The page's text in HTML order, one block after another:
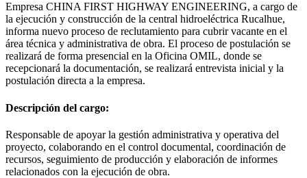
Empresa CHINA FIRST HIGHWAY ENGINEERING, a cargo de
la ejecución y construcción de la central hidroeléctrica Rucalhue,
informa nuevo proceso de reclutamiento para cubrir vacante en el
área técnica y administrativa de obra. El proceso de postulación se
realizará de forma presencial en la Oficina OMIL, donde se
recepcionará la documentación, se realizará entrevista inicial y la
postulación directa a la empresa.
Descripción del cargo:
Responsable de apoyar la gestión administrativa y operativa del
proyecto, colaborando en el control documental, coordinación de
recursos, seguimiento de producción y elaboración de informes
relacionados con la ejecución de obra.